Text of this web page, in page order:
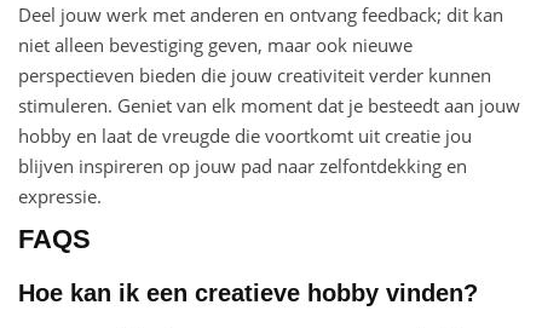
Deel jouw werk met anderen en ontvang feedback; dit kan
niet alleen bevestiging geven, maar ook nieuwe
perspectieven bieden die jouw creativiteit verder kunnen
stimuleren. Geniet van elk moment dat je besteedt aan jouw
hobby en laat de vreugde die voortkomt uit creatie jou
blijven inspireren op jouw pad naar zelfontdekking en
expressie.
FAQS
Hoe kan ik een creatieve hobby vinden?